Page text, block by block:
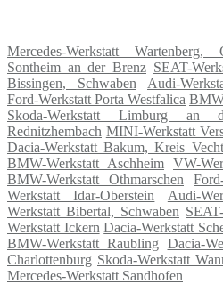
Mercedes-Werkstatt Wartenberg,
Sontheim an der Brenz SEAT-
Bissingen, Schwaben
Audi-
Ford-Werkstatt Porta Westfalica
Skoda-Werkstatt Limburg an
Rednitzhembach MINI-Werkstatt
Dacia-Werkstatt Bakum, Kreis
BMW-Werkstatt Aschheim VW-
BMW-Werkstatt Othmarschen
Werkstatt Idar-Oberstein
Audi-
Werkstatt Bibertal, Schwaben
Werkstatt Ickern Dacia-Werkstatt
BMW-Werkstatt Raubling
Dacia-
Charlottenburg Skoda-Werkstatt
Mercedes-Werkstatt Sandhofen